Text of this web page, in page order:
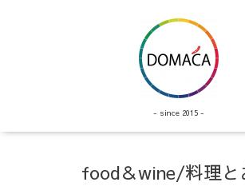
- since 2015 -
food＆wine/料理と